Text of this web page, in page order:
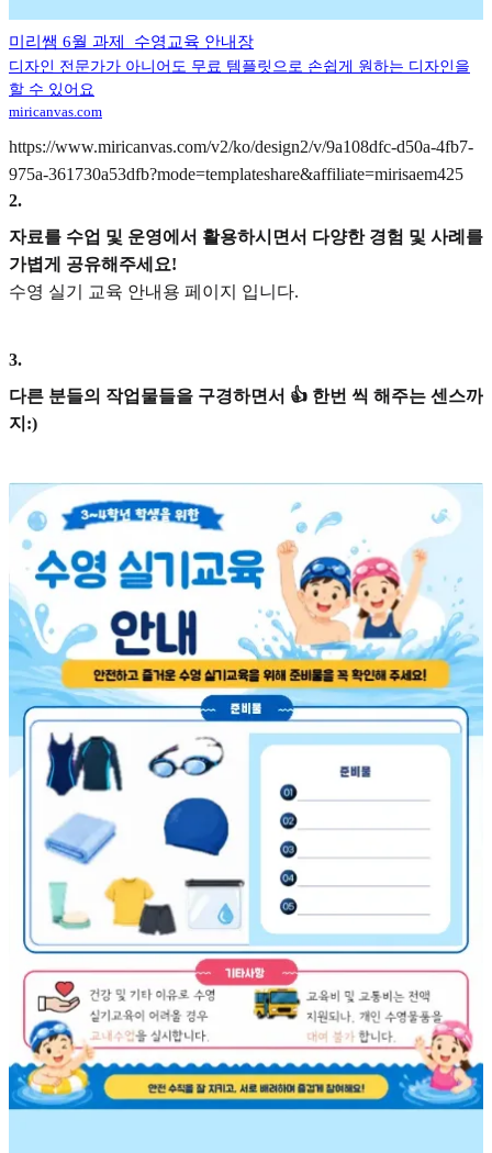
미리쌤 6월 과제_수영교육 안내장
디자인 전문가가 아니어도 무료 템플릿으로 손쉽게 원하는 디자인을
할 수 있어요
miricanvas.com
https://www.miricanvas.com/v2/ko/design2/v/9a108dfc-d50a-4fb7-
975a-361730a53dfb?mode=templateshare&affiliate=mirisaem425
2.
자료를 수업 및 운영에서 활용하시면서 다양한 경험 및 사례를
가볍게 공유해주세요!
수영 실기 교육 안내용 페이지 입니다.
3.
다른 분들의 작업물들을 구경하면서 👍 한번 씩 해주는 센스까
지:)